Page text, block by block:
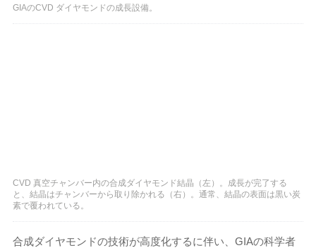
GIAのCVD ダイヤモンドの成長設備。
CVD 真空チャンバー内の合成ダイヤモンド結晶（左）。成長が完了する
と、結晶はチャンバーから取り除かれる（右）。通常、結晶の表面は黒い炭
素で覆われている。
合成ダイヤモンドの技術が高度化するに伴い、GIAの科学者